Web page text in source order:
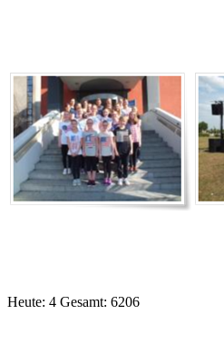
Heute: 4 Gesamt: 6206